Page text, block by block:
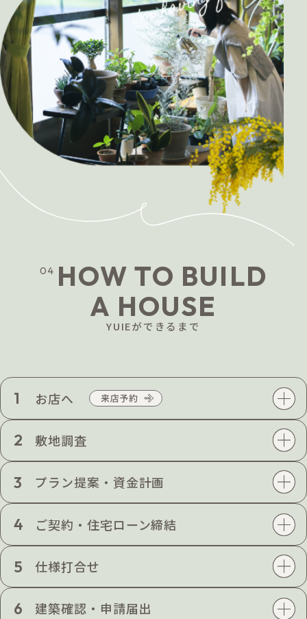
04 HOW TO BUILD
A HOUSE
YUIEができるまで
1 お店へ
2 敷地調査
3 プラン提案・資金計画
4 ご契約・住宅ローン締結
5 仕様打合せ
6 建築確認・申請届出